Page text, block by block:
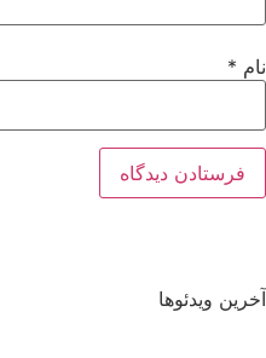
نام *
آخرین ویدئوها